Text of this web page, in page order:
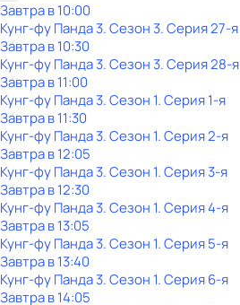
Завтра в 10:00
Кунг-фу Панда 3. Сезон 3. Серия 27-я
Завтра в 10:30
Кунг-фу Панда 3. Сезон 3. Серия 28-я
Завтра в 11:00
Кунг-фу Панда 3. Сезон 1. Серия 1-я
Завтра в 11:30
Кунг-фу Панда 3. Сезон 1. Серия 2-я
Завтра в 12:05
Кунг-фу Панда 3. Сезон 1. Серия 3-я
Завтра в 12:30
Кунг-фу Панда 3. Сезон 1. Серия 4-я
Завтра в 13:05
Кунг-фу Панда 3. Сезон 1. Серия 5-я
Завтра в 13:40
Кунг-фу Панда 3. Сезон 1. Серия 6-я
Завтра в 14:05